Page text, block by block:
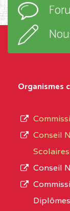
type
Organismes
Conseil
Conseil
Diplômes